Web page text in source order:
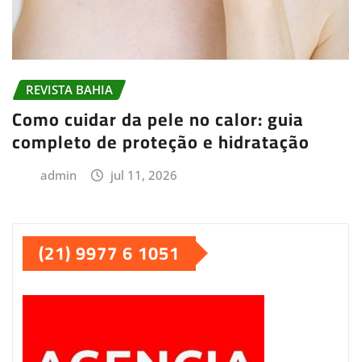
REVISTA BAHIA
Como cuidar da pele no calor: guia
completo de proteção e hidratação
admin jul 11, 2026
(21) 9977 6 1051